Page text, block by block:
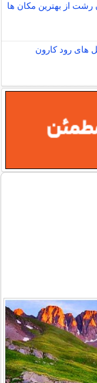
از بهترین مکان ها
های رود کارون